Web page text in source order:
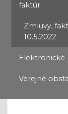
faktúr
Zmluvy,
10.5.2022
Elektronické
Verejné